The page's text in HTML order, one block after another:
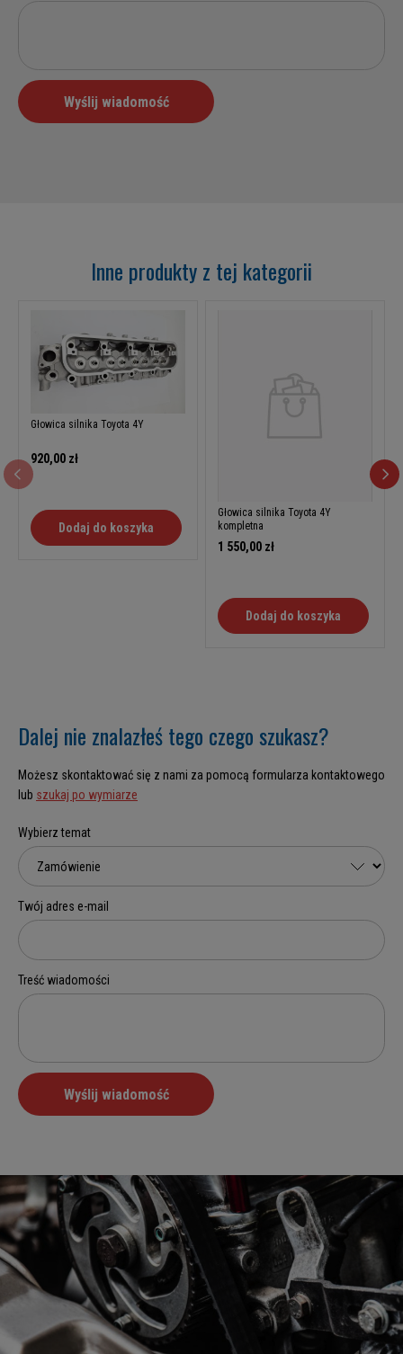
Inne produkty z tej kategorii
Głowica silnika Toyota 4Y
920,00 zł
Dodaj do koszyka
Głowica silnika Toyota 4Y
kompletna
1 550,00 zł
Dodaj do koszyka
Dalej nie znalazłeś tego czego szukasz?
Możesz skontaktować się z nami za pomocą formularza kontaktowego
lub szukaj po wymiarze